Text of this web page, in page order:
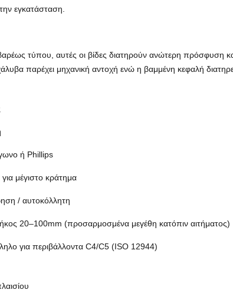
εγκατάσταση.
τύπου, αυτές οι βίδες διατηρούν ανώτερη πρόσφυση
παρέχει μηχανική αντοχή ενώ η βαμμένη κεφαλή
ή Phillips
μέγιστο κράτημα
/ αυτοκόλλητη
20–100mm (προσαρμοσμένα μεγέθη κατόπιν αιτήματος)
για περιβάλλοντα C4/C5 (ISO 12944)